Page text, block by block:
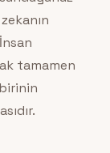
tamamen